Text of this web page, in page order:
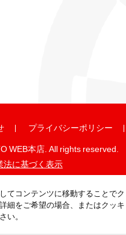
てコンテンツに移動することでク
細をご希望の場合、またはクッキ
い。
プライバシーポリシー
WEB本店. All rights reserved.
法に基づく表示